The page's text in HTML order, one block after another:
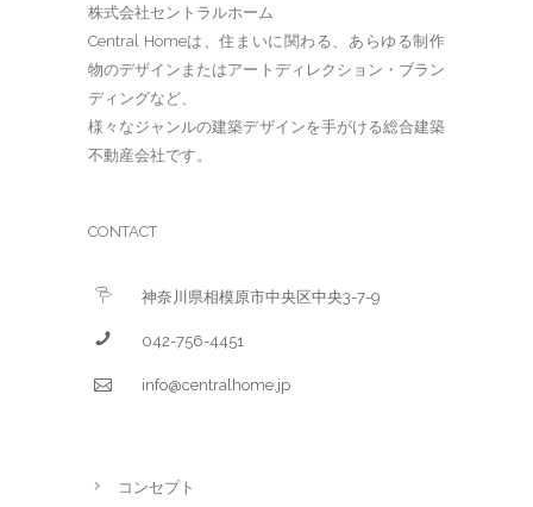
株式会社セントラルホーム
Central Homeは、住まいに関わる、あらゆる制作
物のデザインまたはアートディレクション・ブラン
ディングなど、
様々なジャンルの建築デザインを手がける総合建築
不動産会社です。
CONTACT
神奈川県相模原市中央区中央3-7-9
042-756-4451
info@centralhome.jp
コンセプト